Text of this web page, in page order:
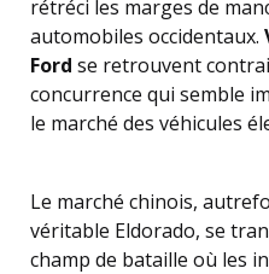
rétréci les marges de
automobiles occidentaux.
Ford se retrouvent
concurrence qui semble
le marché des véhicules
Le marché chinois,
véritable Eldorado, se
champ de bataille où les